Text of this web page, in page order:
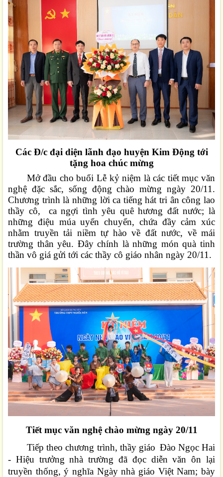
Các Đ/c đại diện lãnh đạo huyện Kim Động tới
tặng hoa chúc mừng
Mở đầu cho buổi Lễ kỷ niệm là các tiết mục văn
nghệ đặc sắc, sống động chào mừng ngày 20/11.
Chương trình là những lời ca tiếng hát tri ân công lao
thầy cô, ca ngợi tình yêu quê hương đất nước; là
những điệu múa uyển chuyển, chứa đầy cảm xúc
nhằm truyền tải niềm tự hào về đất nước, về mái
trường thân yêu. Đây chính là những món quà tinh
thần vô giá gửi tới các thầy cô giáo nhân ngày 20/11.
Tiết mục văn nghệ chào mừng ngày 20/11
Tiếp theo chương trình, thầy giáo Đào Ngọc Hai
- Hiệu trưởng nhà trường đã đọcdiễn văn ôn lại
truyền thống, ý nghĩa Ngày nhà giáo Việt Nam; bày